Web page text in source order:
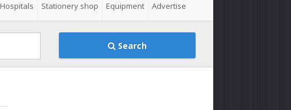
Hospitals Stationery shop Equipment Advertise
Search